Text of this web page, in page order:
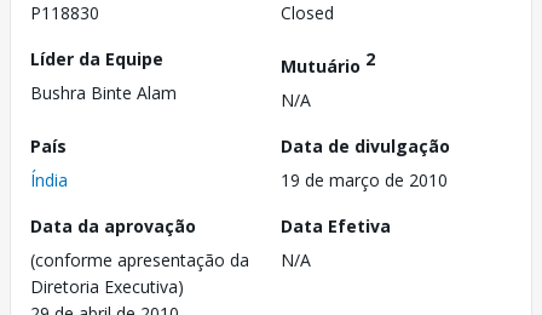
P118830
Closed
Líder da Equipe
Bushra Binte Alam
Mutuário 2
N/A
País
Índia
Data de divulgação
19 de março de 2010
Data da aprovação
(conforme apresentação da
Diretoria Executiva)
Data Efetiva
N/A